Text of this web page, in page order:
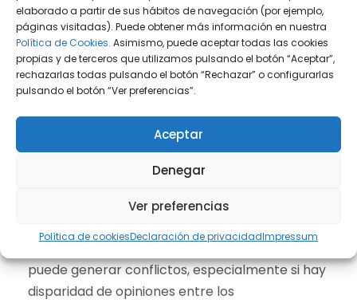
elaborado a partir de sus hábitos de navegación (por ejemplo,
páginas visitadas). Puede obtener más información en nuestra
Política de Cookies. Asimismo, puede aceptar todas las cookies
propias y de terceros que utilizamos pulsando el botón “Aceptar”,
rechazarlas todas pulsando el botón “Rechazar” o configurarlas
pulsando el botón “Ver preferencias”.
Aceptar
Denegar
Ver preferencias
Política de cookiesDeclaración de privacidadImpressum
imposible o perjudica al bien, se procederá a la
venta y reparto del importe entre los
copropietarios. La ley también contempla la
opción de acudir a la vía judicial para resolver
conflictos cuando no se alcance un acuerdo
entre las partes.
Solución de conflictos en la
copropiedad
La división de un inmueble en copropiedad
puede generar conflictos, especialmente si hay
disparidad de opiniones entre los